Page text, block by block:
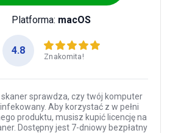
Platforma: macOS
4.8
Znakomita!
skaner sprawdza, czy twój komputer
Aby korzystać z w pełni
produktu, musisz kupić licencję na
Dostępny jest 7-dniowy bezpłatny